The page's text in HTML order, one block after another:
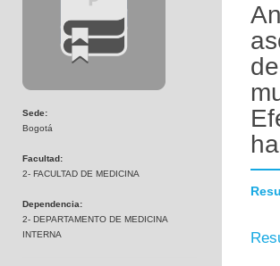
Sede:
Bogotá
Facultad:
2- FACULTAD DE MEDICINA
Dependencia:
2- DEPARTAMENTO DE MEDICINA
INTERNA